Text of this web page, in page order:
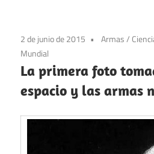
historia
2 de junio de 2015 Armas/
Mundial
La primera foto
espacio y las armas